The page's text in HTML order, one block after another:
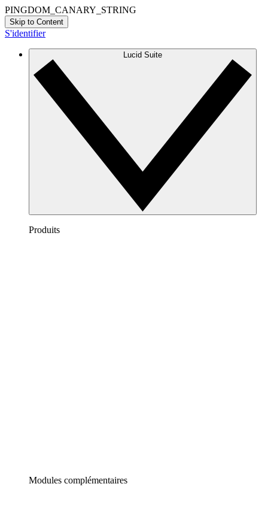
PINGDOM_CANARY_STRING
Skip to Content
S'identifier
Lucid Suite
Produits
Modules complémentaires